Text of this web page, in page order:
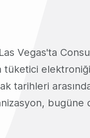
Las Vegas'ta
tüketici
tarihleri
bugüne